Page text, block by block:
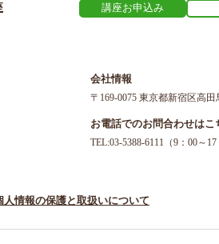
講座お申込み
会社情報
〒169-0075 東京都新宿区高田
お電話でのお問合わせはこ
TEL:03-5388-6111（9：00～
人情報の保護と取扱いについて